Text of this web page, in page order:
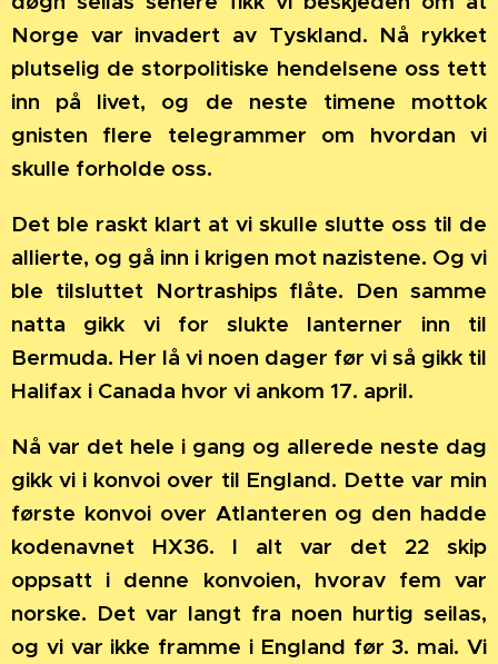
Norge var invadert av Tyskland. Nå rykket
plutselig de storpolitiske hendelsene oss tett
inn på livet, og de neste timene mottok
gnisten flere telegrammer om hvordan vi
skulle forholde oss.
Det ble raskt klart at vi skulle slutte oss til de
allierte, og gå inn i krigen mot nazistene. Og vi
ble tilsluttet Nortraships flåte. Den samme
natta gikk vi for slukte lanterner inn til
Bermuda. Her lå vi noen dager før vi så gikk til
Halifax i Canada hvor vi ankom 17. april.
Nå var det hele i gang og allerede neste dag
gikk vi i konvoi over til England. Dette var min
første konvoi over Atlanteren og den hadde
kodenavnet HX36. I alt var det 22 skip
oppsatt i denne konvoien, hvorav fem var
norske. Det var langt fra noen hurtig seilas,
og vi var ikke framme i England før 3. mai. Vi